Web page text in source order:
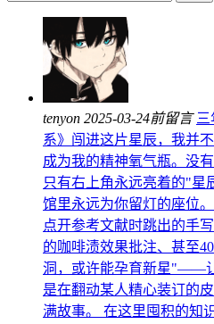
tenyon 2025-03-24前留言
系》闯进这片星辰，我并
成为我的精神氧气瓶。没
只有右上角永远亮着的"星
馆里永远为你留灯的座位
点开参考文献时跳出的手
的咖啡渍效果批注、甚至
洞，或许能孕育新星"——
是在翻动某人精心装订的
满故事。 在这里囤积的知